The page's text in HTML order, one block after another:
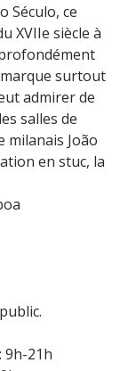
Século, ce
XVIIe siècle à
surtout
admirer de
salles de
milanais João
en stuc, la
9h-21h